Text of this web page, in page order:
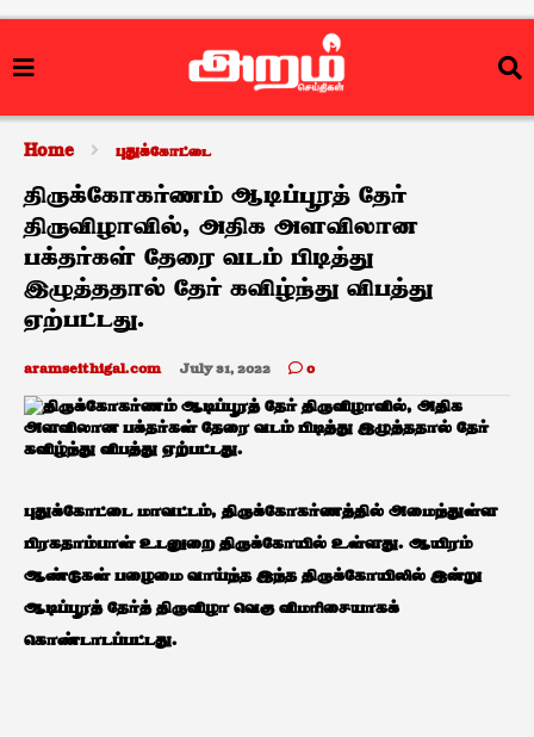
Home புதுக்கோட்டை
திருக்கோகர்ணம் ஆடிப்பூரத் தேர்
திருவிழாவில், அதிக அளவிலான
பக்தர்கள் தேரை வடம் பிடித்து
இழுத்ததால் தேர் கவிழ்ந்து விபத்து
ஏற்பட்டது.
aramseithigal.com July 31, 2022 0
புதுக்கோட்டை மாவட்டம், திருக்கோகர்ணத்தில் அமைந்துள்ள
பிரகதாம்பாள் உடனுறை திருக்கோயில் உள்ளது. ஆயிரம்
ஆண்டுகள் பழைமை வாய்ந்த இந்த திருக்கோயிலில் இன்று
ஆடிப்பூரத் தேர்த் திருவிழா வெகு விமரிசையாகக்
கொண்டாடப்பட்டது.